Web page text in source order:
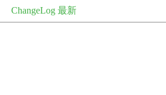
ChangeLog 最新